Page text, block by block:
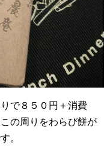
で８５０円＋消費
の周りをわらび餅が
。